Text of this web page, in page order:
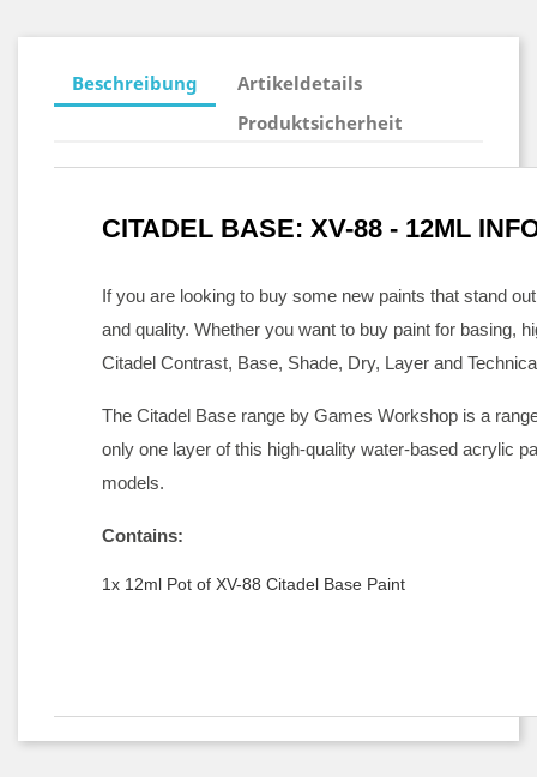
Beschreibung
Artikeldetails
Produktsicherheit
CITADEL BASE: XV-88 - 12ML
If you are looking to buy some new paints that stand
and quality. Whether you want to buy paint for basing,
Citadel Contrast, Base, Shade, Dry, Layer and
The Citadel Base range by Games Workshop is a
only one layer of this high-quality water-based acrylic
models.
Contains:
1x 12ml Pot of XV-88 Citadel Base Paint